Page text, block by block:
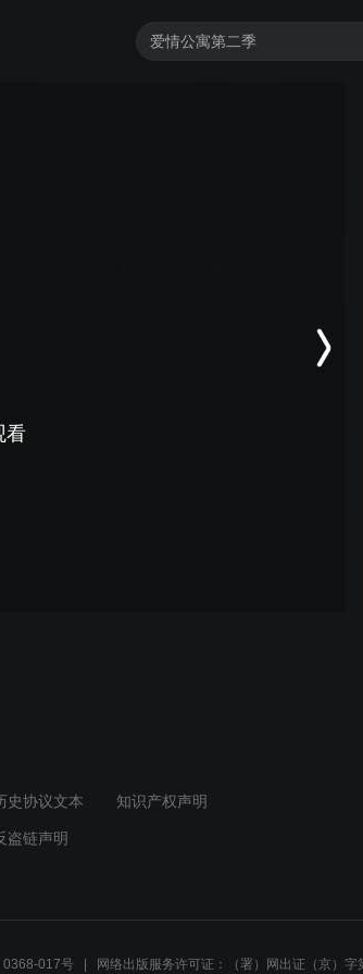
看
史协议文本 知识产权声明
盗链声明
0368-017号 网络出版服务许可证：（署）网出证（京）字